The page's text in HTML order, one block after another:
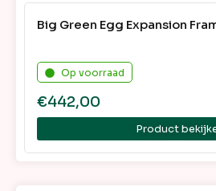
Big Green Egg Expansion
Op voorraad
€442,00
Product